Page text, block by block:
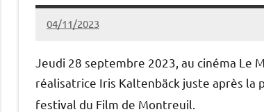
04/11/2023
Isabelle
Jeudi 28 septembre 2023, au cinéma Le
réalisatrice Iris Kaltenbäck juste après la
festival du Film de Montreuil.